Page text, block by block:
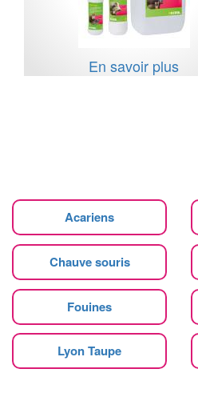
En savoir plus
Acariens
Chauve souris
Fouines
Lyon Taupe